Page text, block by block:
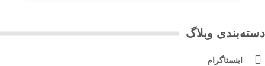
وبلاگ
اینستاگرام